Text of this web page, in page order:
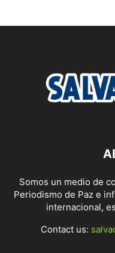
Somos un medio de
Periodismo de Paz e
internacional,
Contact us: